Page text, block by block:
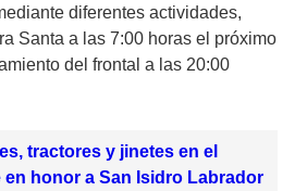
diferentes actividades,
Santa a las 7:00 horas el próximo
del frontal a las 20:00
tractores y jinetes en el
en honor a San Isidro Labrador